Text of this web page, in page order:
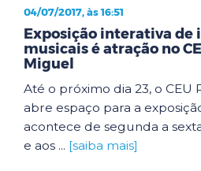
04/07/2017, às 16:51
Exposição interativa de
musicais é atração no
Miguel
Até o próximo dia 23, o CEU
abre espaço para a
acontece de segunda a
e aos ... [saiba mais]